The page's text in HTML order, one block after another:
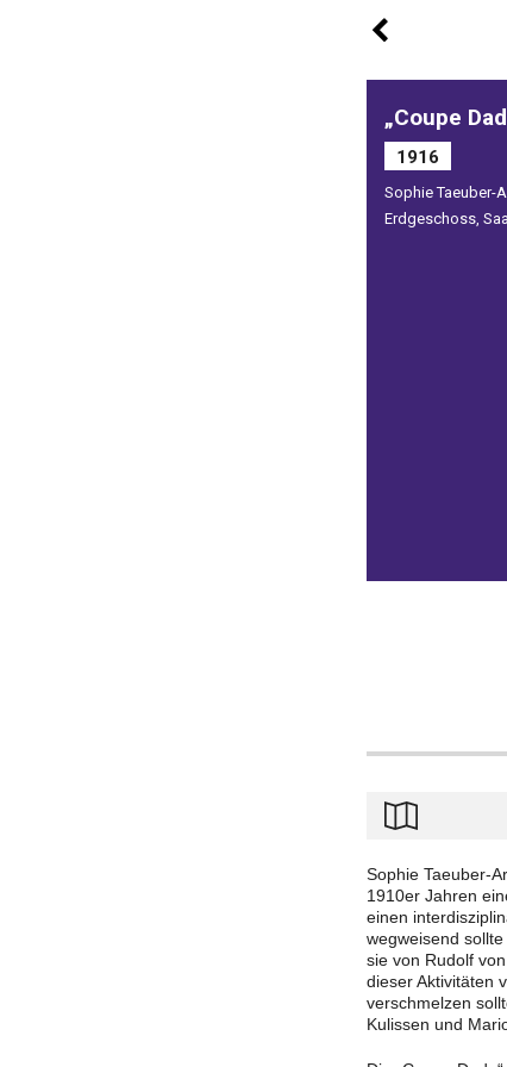
„Coupe
1916
Sophie Taeuber-
Erdgeschoss,
Sophie Taeuber-
1910er Jahren
einen
wegweisend
sie von Rudolf
dieser Aktivitäten
verschmelzen
Kulissen und